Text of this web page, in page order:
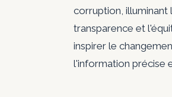
corruption, illuminant
transparence et
inspirer le
l'information précise